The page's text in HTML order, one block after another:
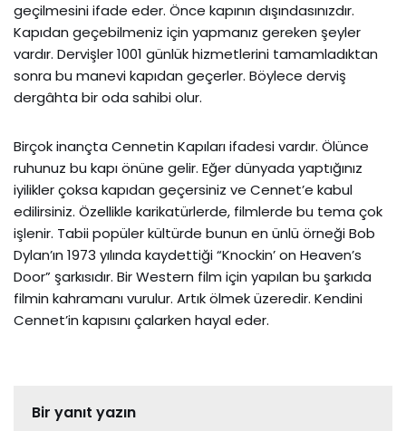
geçilmesini ifade eder. Önce kapının dışındasınızdır.
Kapıdan geçebilmeniz için yapmanız gereken şeyler
vardır. Dervişler 1001 günlük hizmetlerini tamamladıktan
sonra bu manevi kapıdan geçerler. Böylece derviş
dergâhta bir oda sahibi olur.
Birçok inançta Cennetin Kapıları ifadesi vardır. Ölünce
ruhunuz bu kapı önüne gelir. Eğer dünyada yaptığınız
iyilikler çoksa kapıdan geçersiniz ve Cennet’e kabul
edilirsiniz. Özellikle karikatürlerde, filmlerde bu tema çok
işlenir. Tabii popüler kültürde bunun en ünlü örneği Bob
Dylan’ın 1973 yılında kaydettiği “Knockin’ on Heaven’s
Door” şarkısıdır. Bir Western film için yapılan bu şarkıda
filmin kahramanı vurulur. Artık ölmek üzeredir. Kendini
Cennet’in kapısını çalarken hayal eder.
Bir yanıt yazın